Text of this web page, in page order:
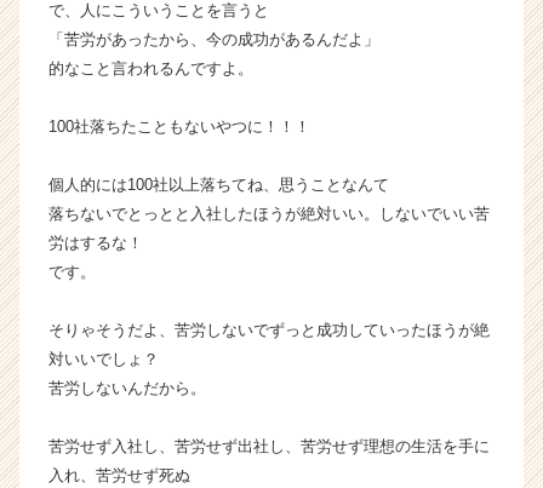
h
e
e
C
r
e
e
で、人にこういうことを言うと
「苦労があったから、今の成功があるんだよ」
的なこと言われるんですよ。
100社落ちたこともないやつに！！！
個人的には100社以上落ちてね、思うことなんて
落ちないでとっとと入社したほうが絶対いい。しないでいい苦
労はするな！
です。
そりゃそうだよ、苦労しないでずっと成功していったほうが絶
対いいでしょ？
苦労しないんだから。
苦労せず入社し、苦労せず出社し、苦労せず理想の生活を手に
入れ、苦労せず死ぬ